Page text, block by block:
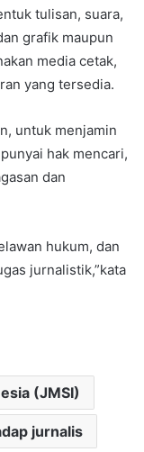
tulisan, suara,
grafik maupun
media cetak,
yang tersedia.
untuk menjamin
hak mencari,
dan
hukum, dan
jurnalistik,”kata
(JMSI)
jurnalis